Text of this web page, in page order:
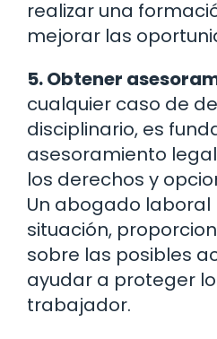
realizar una
mejorar las
5. Obtener
cualquier caso de
disciplinario, es
asesoramiento
los derechos y
Un abogado
situación,
sobre las posibles
ayudar a proteger
trabajador.